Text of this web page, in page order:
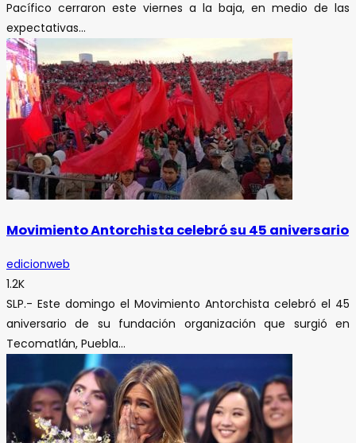
Pacífico cerraron este viernes a la baja, en medio de las
expectativas...
Movimiento Antorchista celebró su 45 aniversario
edicionweb
1.2K
SLP.- Este domingo el Movimiento Antorchista celebró el 45
aniversario de su fundación organización que surgió en
Tecomatlán, Puebla...